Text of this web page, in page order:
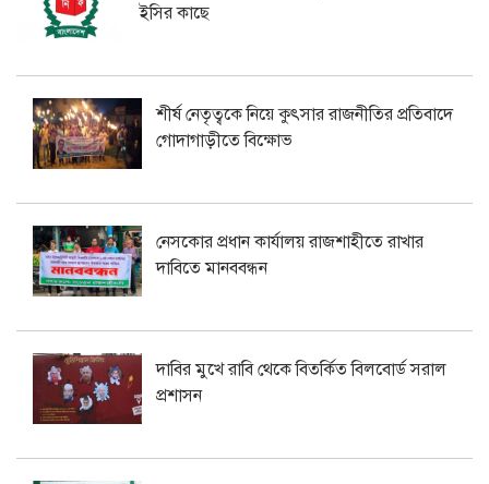
ইসির কাছে
শীর্ষ নেতৃত্বকে নিয়ে কুৎসার রাজনীতির প্রতিবাদে
গোদাগাড়ীতে বিক্ষোভ
নেসকোর প্রধান কার্যালয় রাজশাহীতে রাখার
দাবিতে মানববন্ধন
দাবির মুখে রাবি থেকে বিতর্কিত বিলবোর্ড সরাল
প্রশাসন